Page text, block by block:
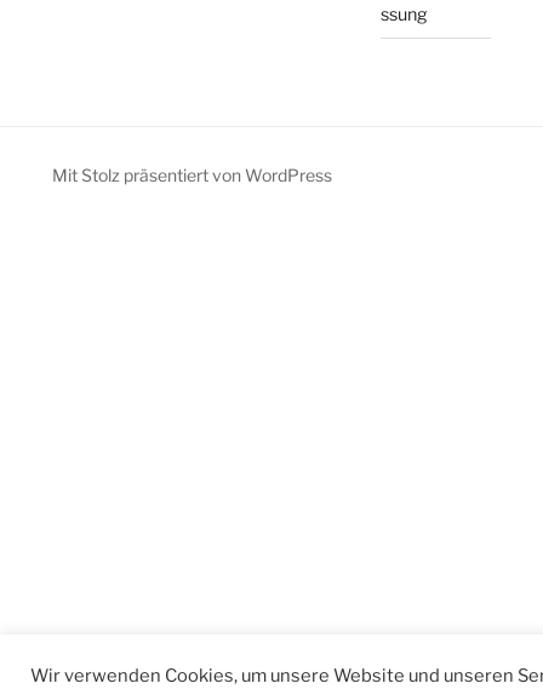
ssung
Mit Stolz präsentiert von WordPress
Wir verwenden Cookies, um unsere Website und unseren